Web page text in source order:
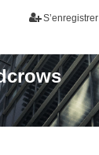
S’enregistrer